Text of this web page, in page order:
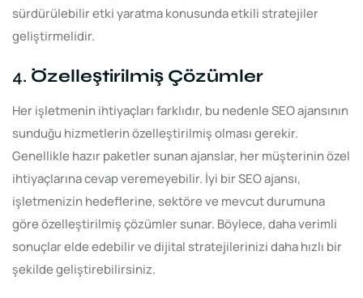
sürdürülebilir etki yaratma konusunda etkili stratejiler
geliştirmelidir.
4. Özelleştirilmiş Çözümler
Her işletmenin ihtiyaçları farklıdır, bu nedenle SEO ajansının
sunduğu hizmetlerin özelleştirilmiş olması gerekir.
Genellikle hazır paketler sunan ajanslar, her müşterinin özel
ihtiyaçlarına cevap veremeyebilir. İyi bir SEO ajansı,
işletmenizin hedeflerine, sektöre ve mevcut durumuna
göre özelleştirilmiş çözümler sunar. Böylece, daha verimli
sonuçlar elde edebilir ve dijital stratejilerinizi daha hızlı bir
şekilde geliştirebilirsiniz.